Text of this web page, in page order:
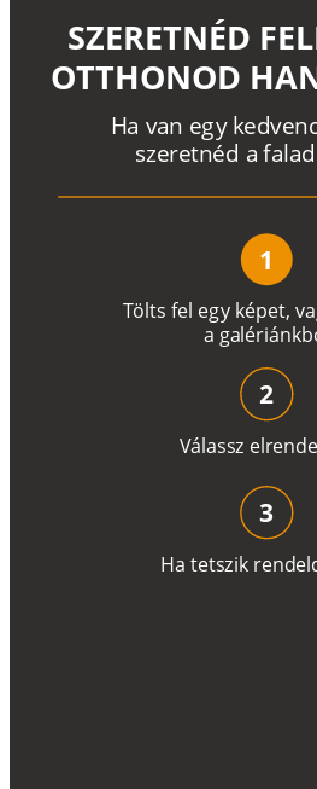
Tölts fel egy képet, va
a galériánkb
Ha van egy kedven
szeretnéd a falad
SZERETNÉD
OTTHONOD
1
Válassz elrende
2
Ha tetszik rendel
3